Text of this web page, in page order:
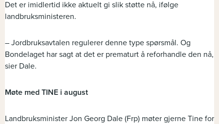
Det er imidlertid ikke aktuelt gi slik støtte nå, ifølge
landbruksministeren.
– Jordbruksavtalen regulerer denne type spørsmål. Og
Bondelaget har sagt at det er prematurt å reforhandle den nå,
sier Dale.
Møte med TINE i august
Landbruksminister Jon Georg Dale (Frp) møter gjerne Tine for